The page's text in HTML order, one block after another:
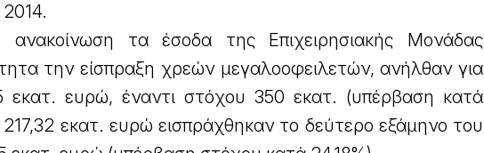
τα έσοδα της Επιχειρησιακής Μονάδας
την είσπραξη χρεών μεγαλοοφειλετών, ανήλθαν για
εκατ. ευρώ, έναντι στόχου 350 εκατ. (υπέρβαση κατά
εκατ. ευρώ εισπράχθηκαν το δεύτερο εξάμηνο του